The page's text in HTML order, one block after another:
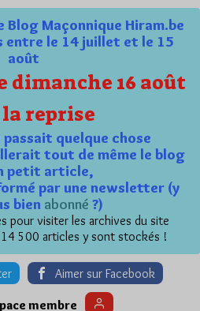
Blog Maçonnique Hiram.be
entre le 14 juillet et le 15
août
dimanche 16 août
reprise
quelque chose
tout de même le blog
petit article,
par une newsletter (y
bien abonné ?)
pour visiter les archives du site
500 articles y sont stockés !
Aimer sur Facebook
membre